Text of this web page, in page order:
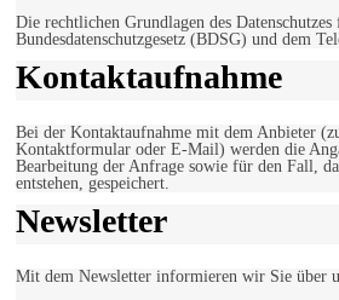
Die rechtlichen Grundlagen des
Bundesdatenschutzgesetz (BDSG) und dem
Kontaktaufnahme
Bei der Kontaktaufnahme mit dem Anbieter
Kontaktformular oder E-Mail) werden die
Bearbeitung der Anfrage sowie für den Fall,
entstehen, gespeichert.
Newsletter
Mit dem Newsletter informieren wir Sie über